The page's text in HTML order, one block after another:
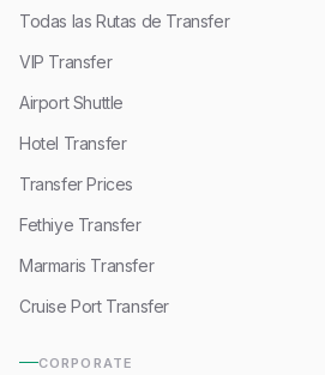
Todas las Rutas de Transfer
VIP Transfer
Airport Shuttle
Hotel Transfer
Transfer Prices
Fethiye Transfer
Marmaris Transfer
Cruise Port Transfer
CORPORATE